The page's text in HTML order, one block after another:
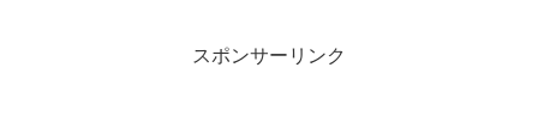
スポンサーリンク